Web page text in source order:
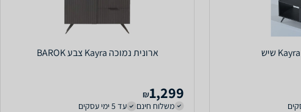
ארונית נמוכה Kayra צבע BAROK
1,299
₪
משלוח חינם
עד 5 ימי עסקים